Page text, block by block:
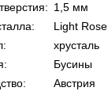
1,5 мм
Light Rose
хрусталь
Бусины
Австрия